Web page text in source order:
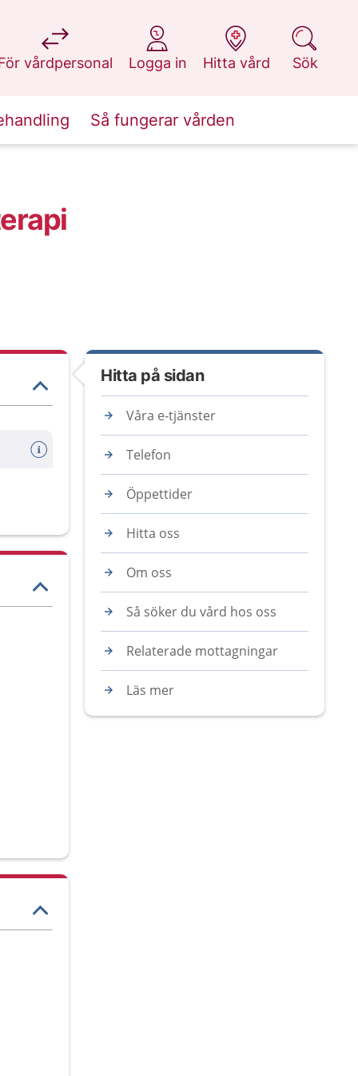
vårdpersonal
på 1177.se
Logga in
på 1177.se
Hitta vård
på 1177.se
Sök
på 1177.se
Så fungerar vården
Hitta på sidan
Våra e-tjänster
Telefon
Öppettider
Hitta oss
Om oss
Så söker du vård hos oss
Relaterade mottagningar
Läs mer